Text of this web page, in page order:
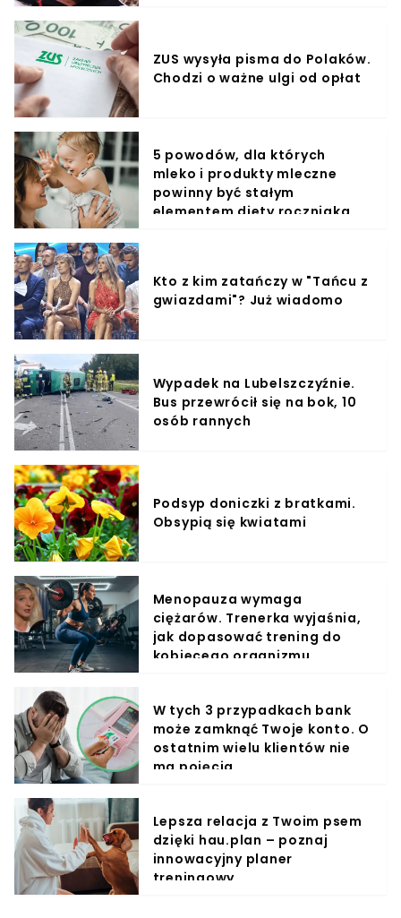
ZUS wysyła pisma do Polaków.
Chodzi o ważne ulgi od opłat
5 powodów, dla których
mleko i produkty mleczne
powinny być stałym
elementem diety roczniaka
Kto z kim zatańczy w "Tańcu z
gwiazdami"? Już wiadomo
Wypadek na Lubelszczyźnie.
Bus przewrócił się na bok, 10
osób rannych
Podsyp doniczki z bratkami.
Obsypią się kwiatami
Menopauza wymaga
ciężarów. Trenerka wyjaśnia,
jak dopasować trening do
kobiecego organizmu
W tych 3 przypadkach bank
może zamknąć Twoje konto. O
ostatnim wielu klientów nie
ma pojęcia
Lepsza relacja z Twoim psem
dzięki hau.plan – poznaj
innowacyjny planer
treningowy